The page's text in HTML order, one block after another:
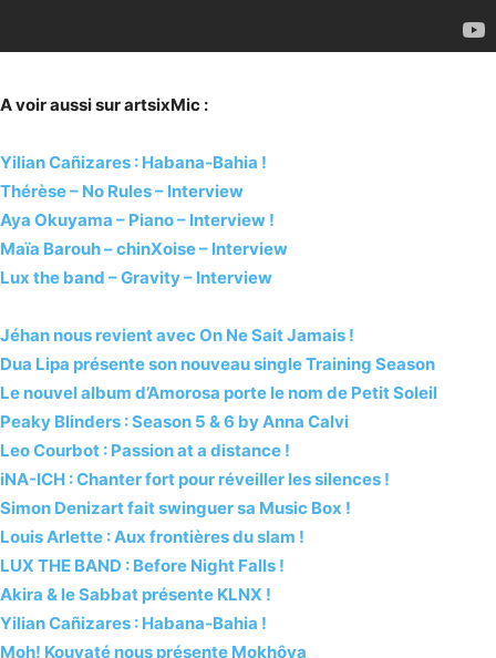
A voir aussi sur artsixMic :
Yilian Cañizares : Habana-Bahia !
Thérèse – No Rules – Interview
Aya Okuyama – Piano – Interview !
Maïa Barouh – chinXoise – Interview
Lux the band – Gravity – Interview
Jéhan nous revient avec On Ne Sait Jamais !
Dua Lipa présente son nouveau single Training Season